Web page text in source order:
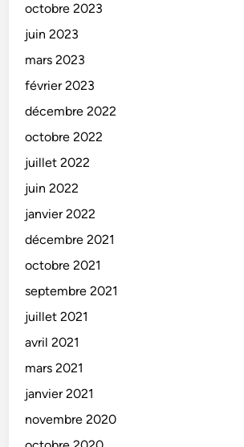
octobre 2023
juin 2023
mars 2023
février 2023
décembre 2022
octobre 2022
juillet 2022
juin 2022
janvier 2022
décembre 2021
octobre 2021
septembre 2021
juillet 2021
avril 2021
mars 2021
janvier 2021
novembre 2020